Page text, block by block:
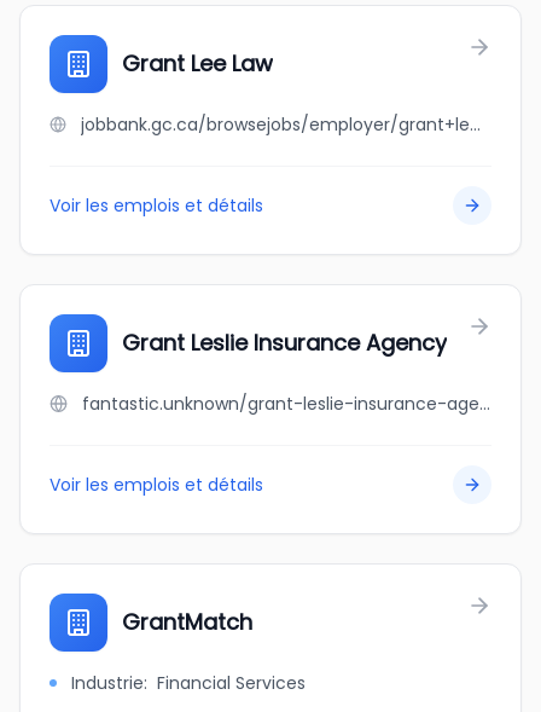
Grant Lee Law
jobbank.gc.ca/browsejobs/employer/grant+lee+law/ca
Voir les emplois et détails
Grant Leslie Insurance Agency
fantastic.unknown/grant-leslie-insurance-agency
Voir les emplois et détails
GrantMatch
Industrie: Financial Services